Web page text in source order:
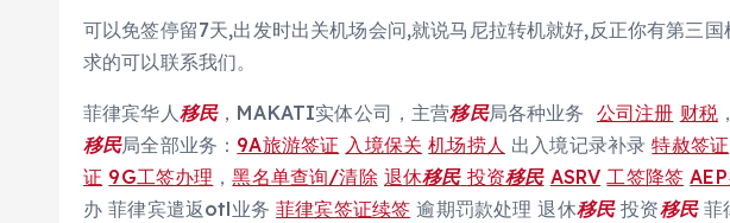
可以免签停留7天,出发时出关机场会问,就说马尼拉转机就好,反正你有第三
求的可以联系我们。
菲律宾华人移民，MAKATI实体公司，主营移民局各种业务 公司注册 财税
移民局全部业务： 9A旅游签证 入境保关 机场捞人 出入境记录补录特赦签证
证 9G工签办理 ，黑名单查询/清除 退休移民 投资移民 ASRV 工签降签
办 菲律宾遣返otl业务菲律宾签证续签 逾期罚款处理 退休移民投资移民菲